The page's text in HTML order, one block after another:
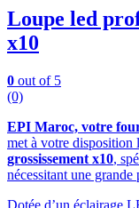
Loupe led
x10
0 out of 5
(0)
EPI Maroc, votre
met à votre disposition
grossissement x10,
nécessitant une grande
Dotée d’un éclairage